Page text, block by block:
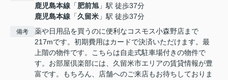
鹿児島本線 「肥前旭 」駅 徒歩37分
鹿児島本線 「久留米 」駅 徒歩37分
備考
薬や日用品を買うのに便利なコスモス小森野店まで
217mです。初期費用はカードで決済いただけます。最
上階の物件です。こちらは自走式駐車場付きの物件で
す。お部屋倶楽部には、久留米市エリアの賃貸情報が豊
富です。もちろん、店舗へのご来店もお待ちしておりま